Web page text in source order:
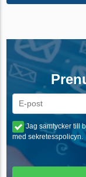
Jag samtycker till
med sekretesspolicyn.